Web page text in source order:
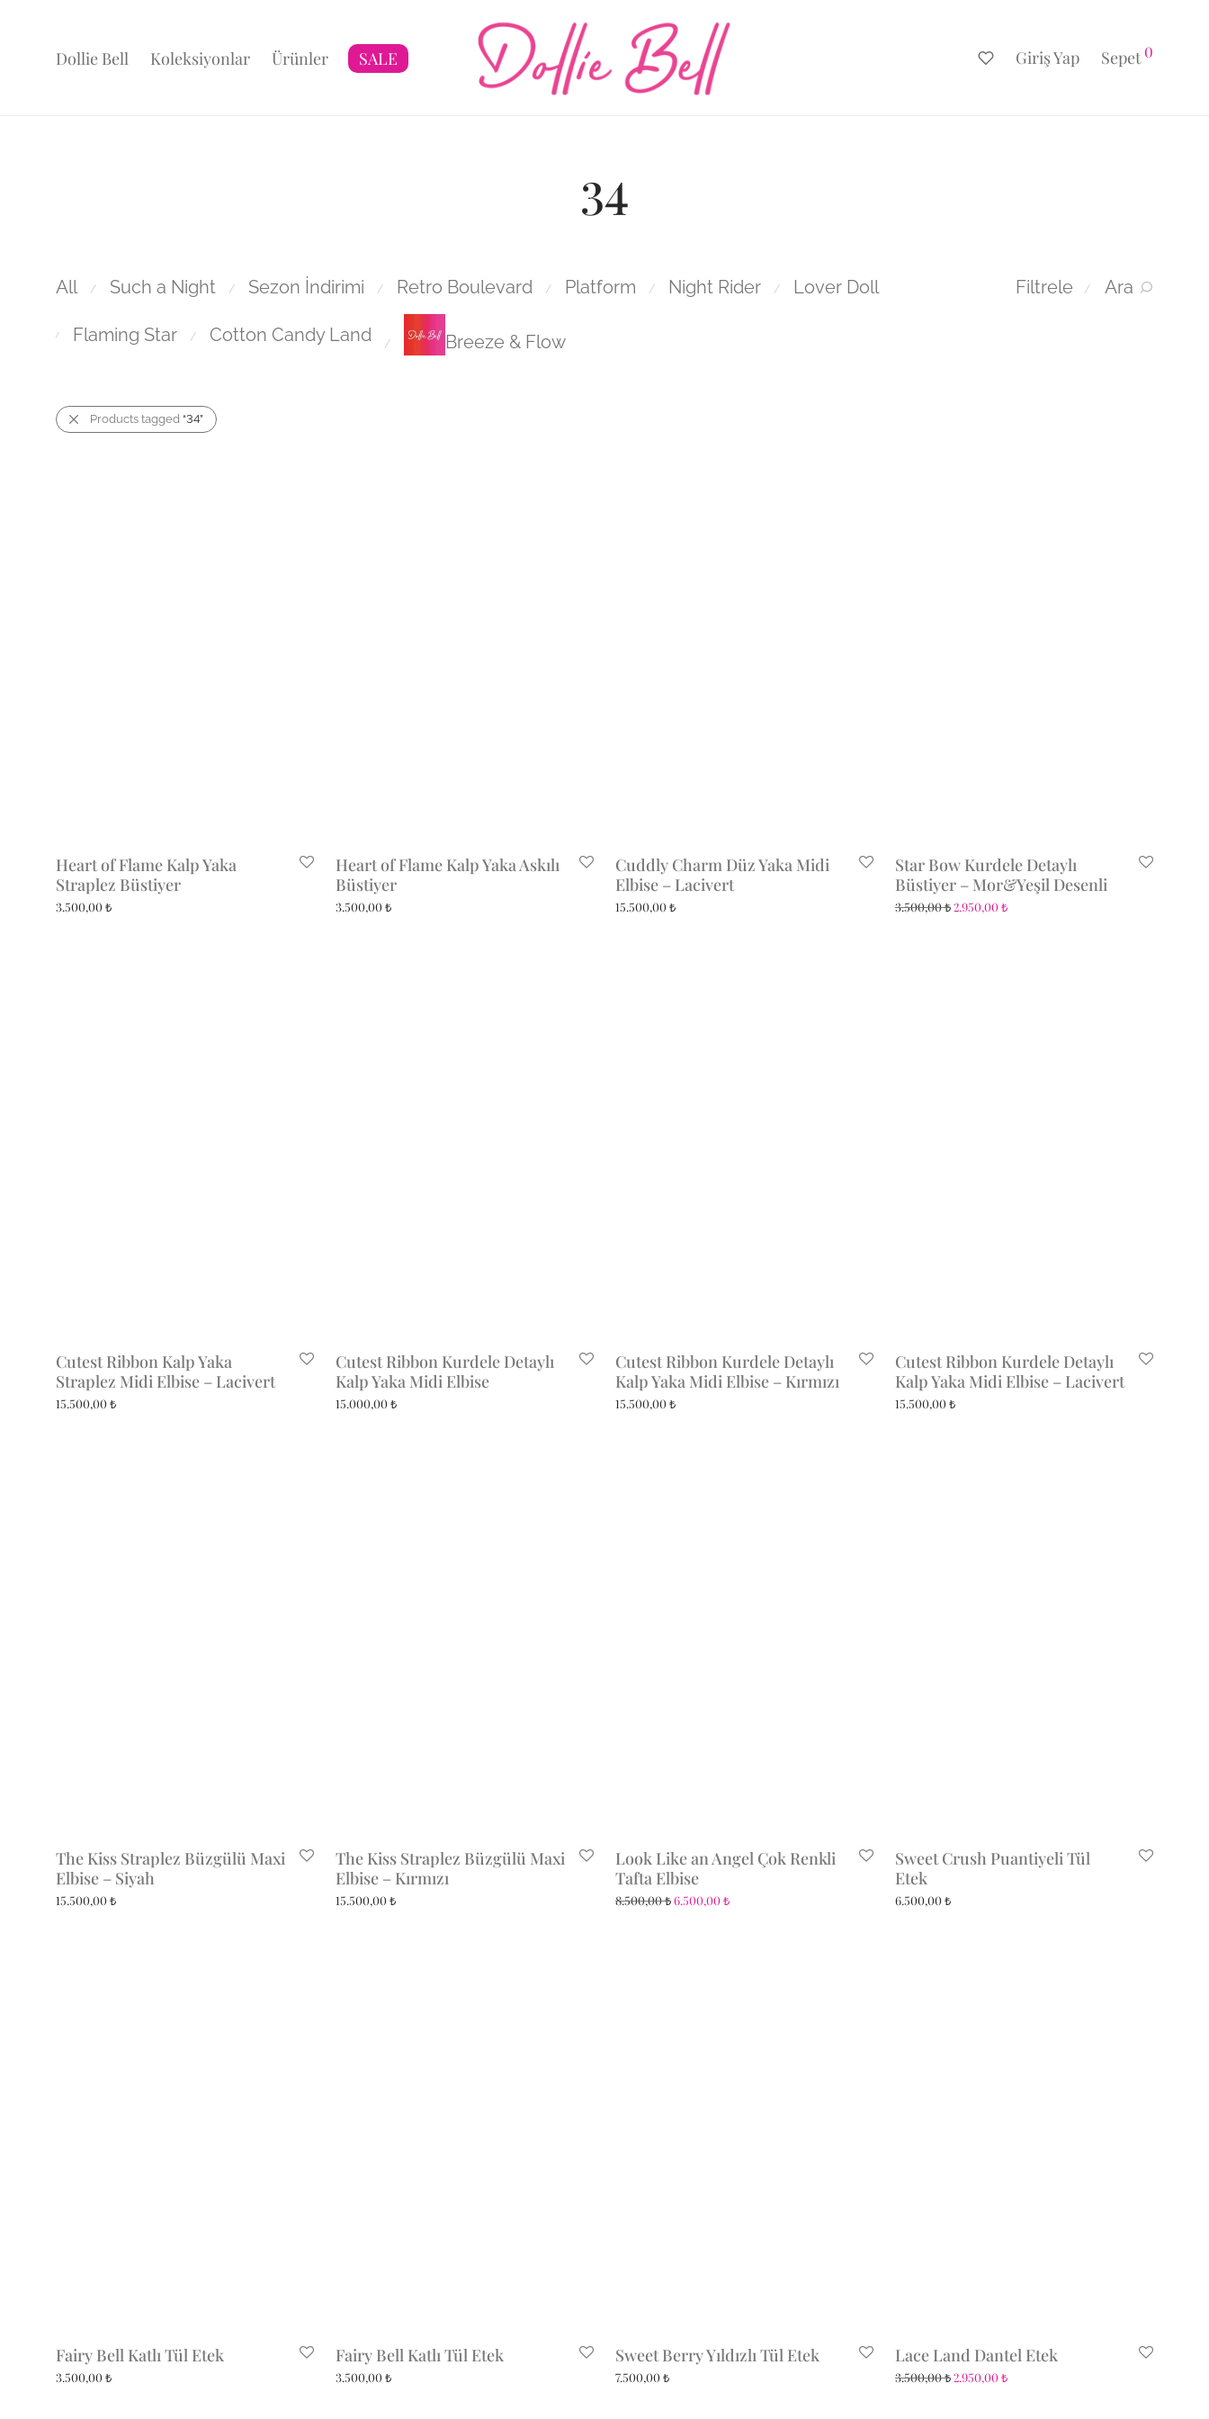
Dollie Bell Koleksiyonlar Ürünler SALE Giriş Yap Sepet 0
34
Filtrele ⁄ Ara
All ⁄ Such a Night ⁄ Sezon İndirimi ⁄ Retro Boulevard ⁄ Platform ⁄ Night Rider ⁄ Lover Doll
⁄ Flaming Star ⁄ Cotton Candy Land ⁄ Breeze & Flow
Products tagged “34”
Heart of Flame Kalp Yaka
Straplez Büstiyer
3.500,00₺
Heart of Flame Kalp Yaka Askılı
Büstiyer
3.500,00₺
Cuddly Charm Düz Yaka Midi
Elbise – Lacivert
15.500,00₺
Star Bow Kurdele Detaylı
Büstiyer – Mor&Yeşil Desenli
3.500,00₺2.950,00₺
Cutest Ribbon Kalp Yaka
Straplez Midi Elbise – Lacivert
15.500,00₺
Cutest Ribbon Kurdele Detaylı
Kalp Yaka Midi Elbise
15.000,00₺
Cutest Ribbon Kurdele Detaylı
Kalp Yaka Midi Elbise – Kırmızı
15.500,00₺
Cutest Ribbon Kurdele Detaylı
Kalp Yaka Midi Elbise – Lacivert
15.500,00₺
The Kiss Straplez Büzgülü Maxi
Elbise – Siyah
15.500,00₺
The Kiss Straplez Büzgülü Maxi
Elbise – Kırmızı
15.500,00₺
Look Like an Angel Çok Renkli
Tafta Elbise
8.500,00₺6.500,00₺
Sweet Crush Puantiyeli Tül
Etek
6.500,00₺
Fairy Bell Katlı Tül Etek
3.500,00₺
Fairy Bell Katlı Tül Etek
3.500,00₺
Sweet Berry Yıldızlı Tül Etek
7.500,00₺
Lace Land Dantel Etek
3.500,00₺2.950,00₺